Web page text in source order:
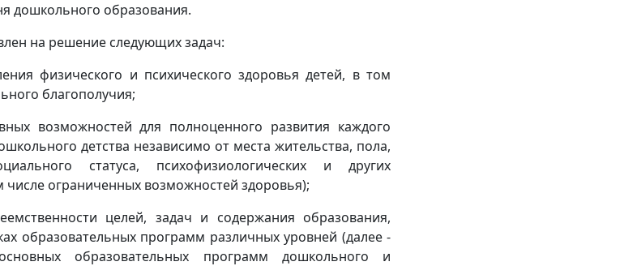
дошкольного образования.
на решение следующих задач:
физического и психического здоровья детей, в том
благополучия;
возможностей для полноценного развития каждого
детства независимо от места жительства, пола,
статуса, психофизиологических и других
числе ограниченных возможностей здоровья);
целей, задач и содержания образования,
образовательных программ различных уровней (далее -
образовательных программ дошкольного и